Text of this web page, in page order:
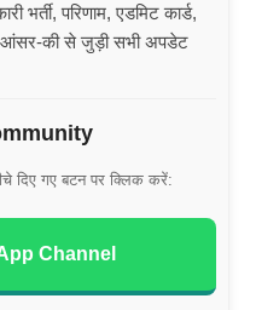
भर्ती, परिणाम, एडमिट कार्ड,
आंसर-की से जुड़ी सभी अपडेट
दिए गए बटन पर क्लिक करें:
Channel